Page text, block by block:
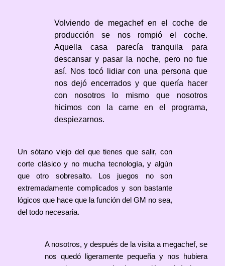
Volviendo de megachef en el coche de
producción se nos rompió el coche.
Aquella casa parecía tranquila para
descansar y pasar la noche, pero no fue
así. Nos tocó lidiar con una persona que
nos dejó encerrados y que quería hacer
con nosotros lo mismo que nosotros
hicimos con la carne en el programa,
despiezarnos.
Un sótano viejo del que tienes que salir, con
corte clásico y no mucha tecnología, y algún
que otro sobresalto. Los juegos no son
extremadamente complicados y son bastante
lógicos que hace que la función del GM no sea,
del todo necesaria.
A nosotros, y después de la visita a megachef, se
nos quedó ligeramente pequeña y nos hubiera